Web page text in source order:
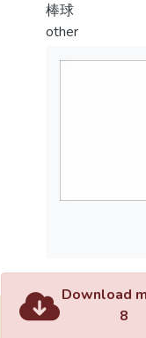
棒球
other
Download
8